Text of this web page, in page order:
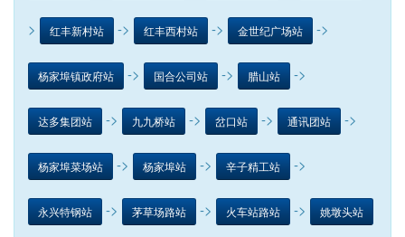
> 红丰新村站 -> 红丰西村站 -> 金世纪广场站 ->
杨家埠镇政府站 -> 国合公司站 -> 腊山站 ->
达多集团站 -> 九九桥站 -> 岔口站 -> 通讯团站 ->
杨家埠菜场站 -> 杨家埠站 -> 辛子精工站 ->
永兴特钢站 -> 茅草场路站 -> 火车站路站 -> 姚墩头站